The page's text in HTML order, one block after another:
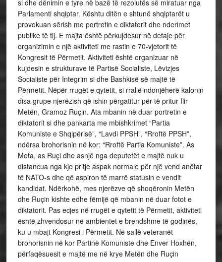
si dhe dënimin e tyre në bazë të rezolutës së miratuar nga
Parlamenti shqiptar. Kështu ditën e shtunë shqiptarët u
provokuan sërish me portretin e diktatorit dhe nderimet
publike të tij. E majta është përkujdesur në detaje për
organizimin e një aktiviteti me rastin e 70-vjetorit të
Kongresit të Përmetit. Aktiviteti është organizuar në
kujdesin e strukturave të Partisë Socialiste, Lëvizjes
Socialiste për Integrim si dhe Bashkisë së majtë të
Përmetit. Nëpër rrugët e qytetit, si rrallë ndonjëherë kalonin
disa grupe njerëzish që ishin përgatitur për të pritur Ilir
Metën, Gramoz Ruçin. Ata mbanin në duar portretin e
diktatorit si dhe pankarta me mbishkrimet “Partia
Komuniste e Shqipërisë”, “Lavdi PPSH”, “Rroftë PPSH”,
ndërsa brohorisnin në kor: “Rroftë Partia Komuniste”. As
Meta, as Ruçi dhe asnjë nga deputetët e majtë nuk u
distancua nga kjo pritje aspak normale për një vend anëtar
të NATO-s dhe që aspiron të marrë statusin e vendit
kandidat. Ndërkohë, mes njerëzve që shoqëronin Metën
dhe Ruçin kishte edhe fëmijë që mbanin në duar fotot e
diktatorit. Pas ecjes në rrugët e qytetit të Përmetit, aktiviteti
është zhvendosur në ambientet e brendshme të godinës,
ku u mbajt Kongresi i Përmetit. Në sallë veteranët
brohorisnin në kor Partinë Komuniste dhe Enver Hoxhën,
përfaqësuesit e majtë me në krye Metën dhe Ruçin